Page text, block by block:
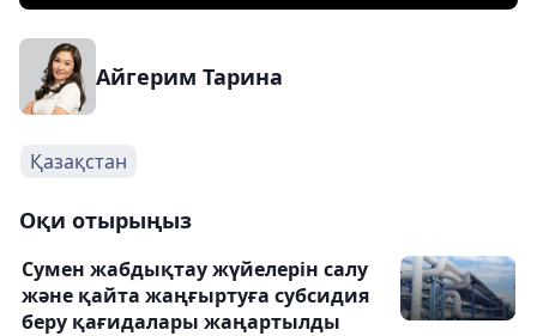
Айгерим Тарина
Қазақстан
Оқи отырыңыз
Сумен жабдықтау жүйелерін салу
және қайта жаңғыртуға субсидия
беру қағидалары жаңартылды